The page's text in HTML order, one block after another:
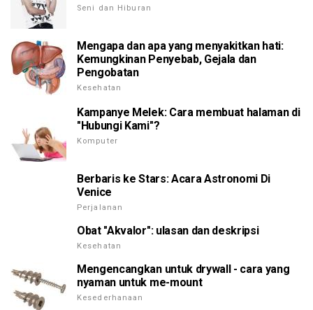
Seni dan Hiburan
Mengapa dan apa yang menyakitkan hati:
Kemungkinan Penyebab, Gejala dan
Pengobatan
Kesehatan
Kampanye Melek: Cara membuat halaman di
"Hubungi Kami"?
Komputer
Berbaris ke Stars: Acara Astronomi Di
Venice
Perjalanan
Obat "Akvalor": ulasan dan deskripsi
Kesehatan
Mengencangkan untuk drywall - cara yang
nyaman untuk me-mount
Kesederhanaan